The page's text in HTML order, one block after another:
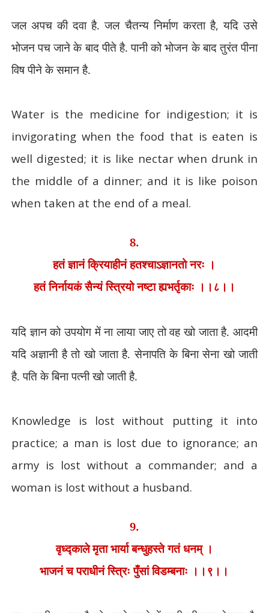
जल अपच की दवा है. जल चैतन्य निर्माण करता है,यदि उसे
भोजन पच जाने के बाद पीते है. पानी को भोजन के बाद तुरंत पीना
विष पीने के समान है.
Water is the medicine for indigestion; it is
invigorating when the food that is eaten is
well digested; it is like nectar when drunk in
the middle of a dinner; and it is like poison
when taken at the end of a meal.
8.
हतं ज्ञानं क्रियाहीनं हतश्चाऽज्ञानतो नरः ।
हतं निर्नायकं सैन्यं स्त्रियो नष्टा ह्यभर्तृकाः ।।८।।
यदि ज्ञान को उपयोग में ना लाया जाए तो वह खो जाता है. आदमी
यदि अज्ञानी है तो खो जाता है. सेनापति के बिना सेना खो जाती
है. पति के बिना पत्नी खो जाती है.
Knowledge is lost without putting it into
practice; a man is lost due to ignorance; an
army is lost without a commander; and a
woman is lost without a husband.
9.
वृध्द्काले मृता भार्या बन्धुहस्ते गतं धनम् ।
भाजनं च पराधीनं स्त्रिः पुँसां विडम्बनाः ।।९।।